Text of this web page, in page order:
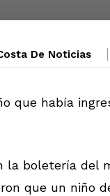
De Noticias
que había
la boletería del
que un niño